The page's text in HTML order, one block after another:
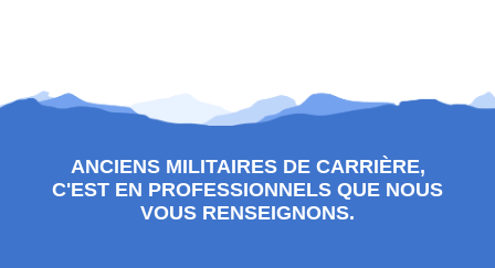
ANCIENS MILITAIRES DE CARRIÈRE,
C'EST EN PROFESSIONNELS QUE NOUS
VOUS RENSEIGNONS.